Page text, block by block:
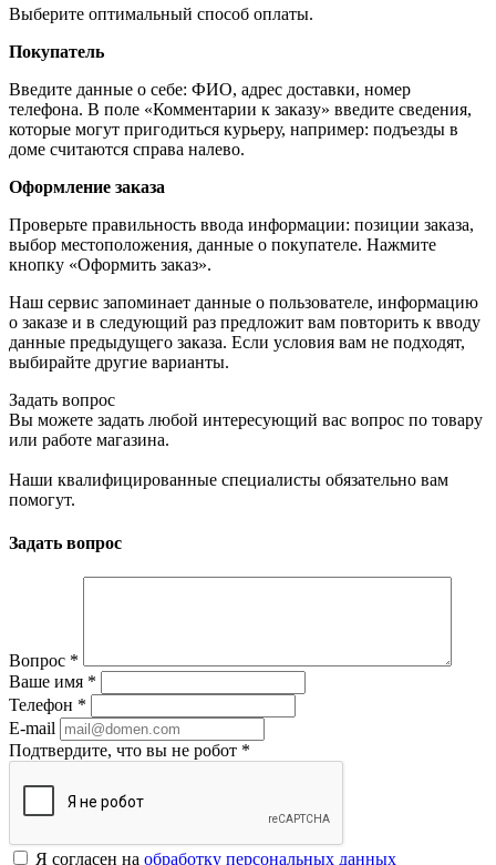
Выберите оптимальный способ оплаты.
Покупатель
Введите данные о себе: ФИО, адрес доставки, номер
телефона. В поле «Комментарии к заказу» введите сведения,
которые могут пригодиться курьеру, например: подъезды в
доме считаются справа налево.
Оформление заказа
Проверьте правильность ввода информации: позиции заказа,
выбор местоположения, данные о покупателе. Нажмите
кнопку «Оформить заказ».
Наш сервис запоминает данные о пользователе, информацию
о заказе и в следующий раз предложит вам повторить к вводу
данные предыдущего заказа. Если условия вам не подходят,
выбирайте другие варианты.
Задать вопрос
Вы можете задать любой интересующий вас вопрос по товару
или работе магазина.
Наши квалифицированные специалисты обязательно вам
помогут.
Задать вопрос
Вопрос *
Ваше имя *
Телефон *
E-mail
Подтвердите, что вы не робот *
Я согласен на обработку персональных данных